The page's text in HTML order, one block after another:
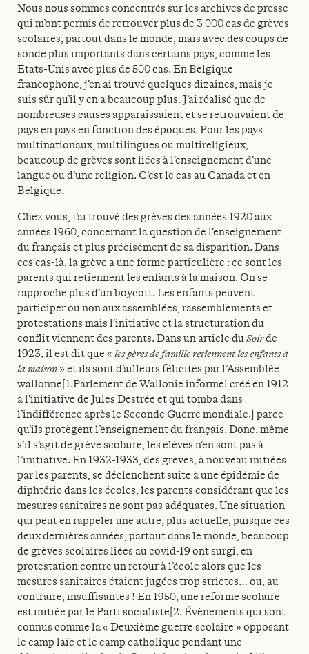
Nous nous sommes concentrés sur les archives de presse
qui m’ont permis de retrouver plus de 3 000 cas de grèves
scolaires, partout dans le monde, mais avec des coups de
sonde plus importants dans certains pays, comme les
États-Unis avec plus de 500 cas. En Belgique
francophone, j’en ai trouvé quelques dizaines, mais je
suis sûr qu’il y en a beaucoup plus. J’ai réalisé que de
nombreuses causes apparaissaient et se retrouvaient de
pays en pays en fonction des époques. Pour les pays
multinationaux, multilingues ou multireligieux,
beaucoup de grèves sont liées à l’enseignement d’une
langue ou d’une religion. C’est le cas au Canada et en
Belgique.
Chez vous, j’ai trouvé des grèves des années 1920 aux
années 1960, concernant la question de l’enseignement
du français et plus précisément de sa disparition. Dans
ces cas-là, la grève a une forme particulière : ce sont les
parents qui retiennent les enfants à la maison. On se
rapproche plus d’un boycott. Les enfants peuvent
participer ou non aux assemblées, rassemblements et
protestations mais l’initiative et la structuration du
conflit viennent des parents. Dans un article duSoirde
1923, il est dit que « les pères de famille retiennent les enfants à
la maison » et ils sont d’ailleurs félicités par l’Assemblée
wallonne[1.Parlement de Wallonie informel créé en 1912
à l’initiative de Jules Destrée et qui tomba dans
l’indifférence après le Seconde Guerre mondiale.] parce
qu’ils protègent l’enseignement du français. Donc, même
s’il s’agit de grève scolaire, les élèves n’en sont pas à
l’initiative. En 1932-1933, des grèves, à nouveau initiées
par les parents, se déclenchent suite à une épidémie de
diphtérie dans les écoles, les parents considérant que les
mesures sanitaires ne sont pas adéquates. Une situation
qui peut en rappeler une autre, plus actuelle, puisque ces
deux dernières années, partout dans le monde, beaucoup
de grèves scolaires liées au covid-19 ont surgi, en
protestation contre un retour à l’école alors que les
mesures sanitaires étaient jugées trop strictes… ou, au
contraire, insuffisantes ! En 1950, une réforme scolaire
est initiée par le Parti socialiste[2. Évènements qui sont
connus comme la « Deuxième guerre scolaire » opposant
le camp laïc et le camp catholique pendant une